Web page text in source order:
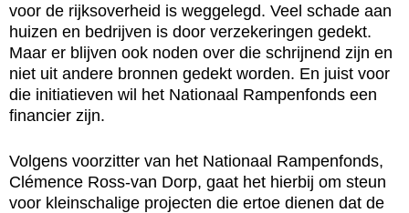
voor de rijksoverheid is weggelegd. Veel schade aan
huizen en bedrijven is door verzekeringen gedekt.
Maar er blijven ook noden over die schrijnend zijn en
niet uit andere bronnen gedekt worden. En juist voor
die initiatieven wil het Nationaal Rampenfonds een
financier zijn.
Volgens voorzitter van het Nationaal Rampenfonds,
Clémence Ross-van Dorp, gaat het hierbij om steun
voor kleinschalige projecten die ertoe dienen dat de